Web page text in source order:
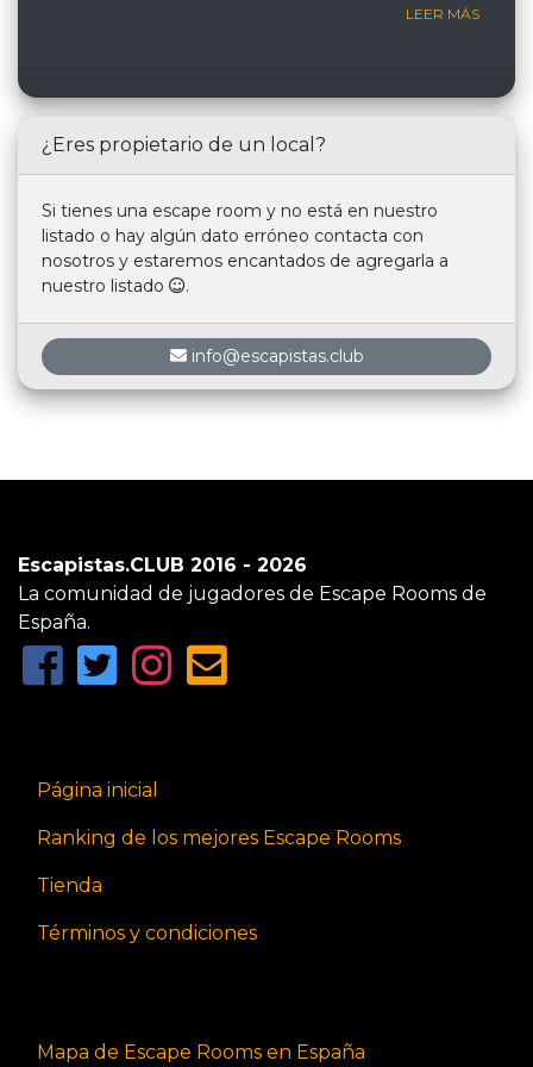
LEER MÁS
¿Eres propietario de un local?
Si tienes una escape room y no está en nuestro
listado o hay algún dato erróneo contacta con
nosotros y estaremos encantados de agregarla a
nuestro listado
.
info@escapistas.club
Escapistas.CLUB 2016 - 2026
La comunidad de jugadores de Escape Rooms de
España.
Página inicial
Ranking de los mejores Escape Rooms
Tienda
Términos y condiciones
Mapa de Escape Rooms en España